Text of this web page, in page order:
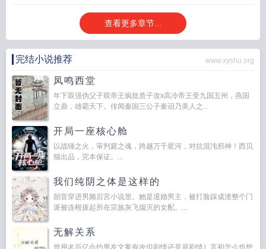
查看更多章节...
完结小说推荐 www.xyshu.org
凤鸣西堂
年下双强伪父子双帝王疯批质子攻x高冷帝王受九国五州，燕国
立鼎，雄霸天下。传闻秦国三公子秦诏乃美人之...
开局一座核心舱
以战锤之火，审判庭之魂，跨越万千星河，对抗混沌邪神！西贝
猫出品，完本保证。...
我们纯阴之体是这样的
韶音穿进男频后宫小说里。她是退婚男主，被打脸踩成渣整个门
派被连根拔起所在宗族灰飞烟灭的女配。...
无解关系
曾用名百亿合约男友文案有改但剧情还是原剧情］言初怎么也想